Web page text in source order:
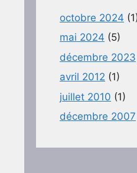
octobre 2024
mai 2024 (5)
décembre 2023
avril 2012 (1)
juillet 2010 (1)
décembre 2007